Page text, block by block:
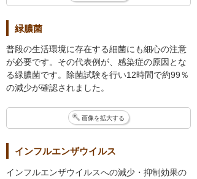
緑膿菌
普段の生活環境に存在する細菌にも細心の注意
が必要です。その代表例が、感染症の原因とな
る緑膿菌です。除菌試験を行い12時間で約99％
の減少が確認されました。
画像を拡大する
インフルエンザウイルス
インフルエンザウイルスへの減少・抑制効果の